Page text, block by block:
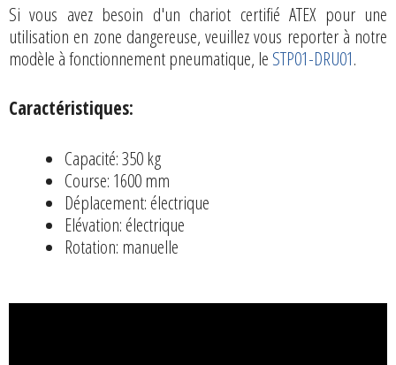
Si vous avez besoin d'un chariot certifié ATEX pour une
utilisation en zone dangereuse, veuillez vous reporter à notre
modèle à fonctionnement pneumatique, le STP01-DRU01.
Caractéristiques:
Capacité: 350 kg
Course: 1600 mm
Déplacement: électrique
Elévation: électrique
Rotation: manuelle